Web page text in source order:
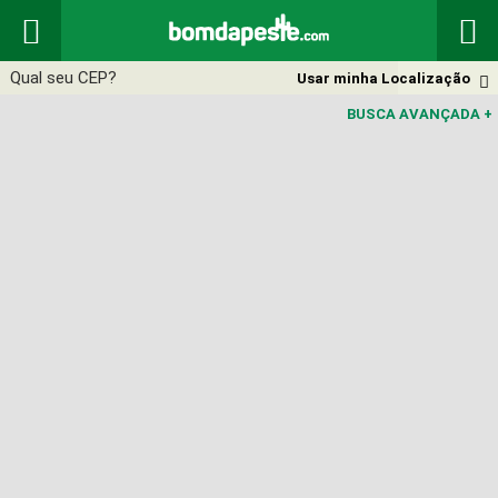
 

Usar minha Localização
BUSCA AVANÇADA +